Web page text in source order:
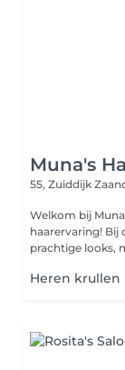
Muna's
55, Zuiddijk
Welkom bij
haarervaring! Bij ons draait het niet alleen om het creëren van
prachtige looks,
Heren